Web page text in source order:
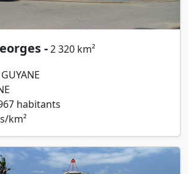
-2 320 km²
habitants
km²